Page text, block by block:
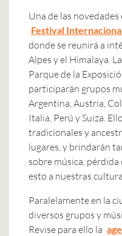
Una de las
Festival
donde se reunirá a
Alpes y el Himalaya.
Parque de la
participarán grupos
Argentina, Austria,
Italia, Perú y Suiza.
tradicionales y
lugares, y brindarán
sobre música, pérdida
esto a nuestras
Paralelamente en la
diversos grupos y
Revise para ello la